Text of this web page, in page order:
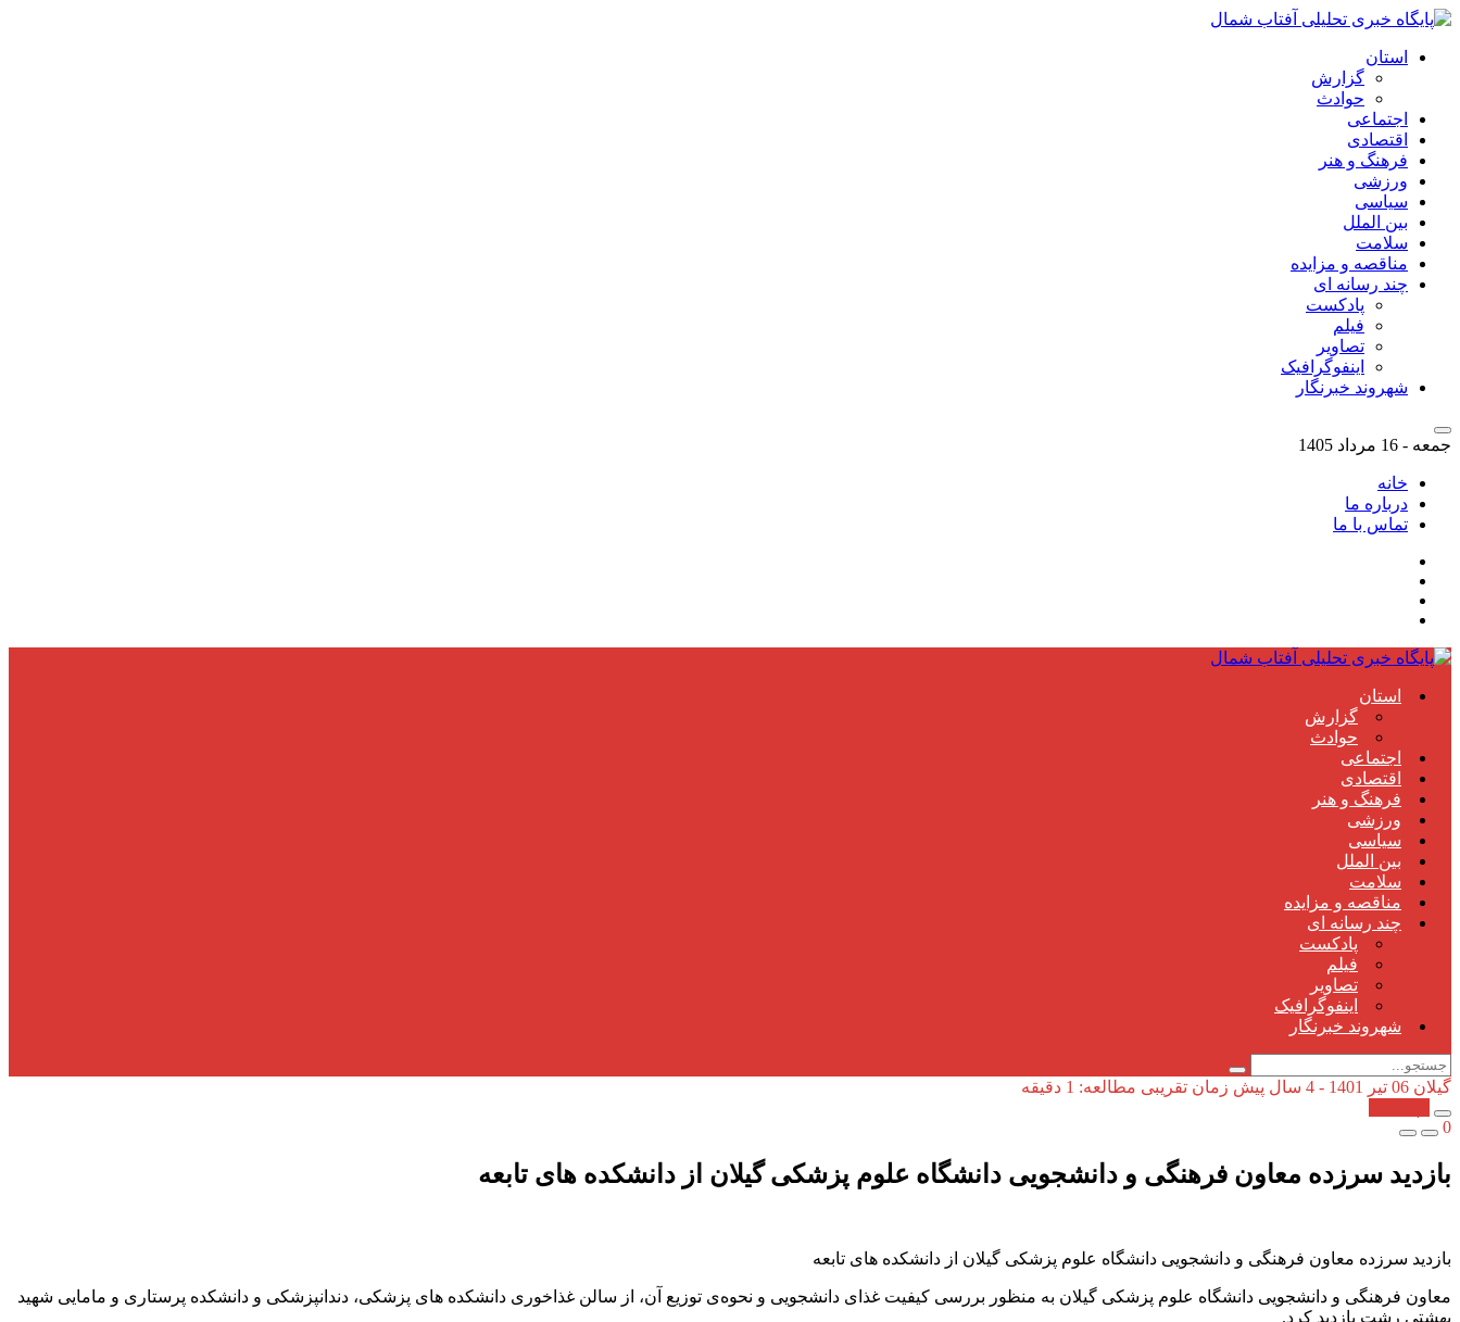
استان
گزارش
حوادث
اجتماعی
اقتصادی
فرهنگ و هنر
ورزشی
سیاسی
بین الملل
سلامت
مناقصه و مزایده
چند رسانه ای
پادکست
فیلم
تصاویر
اینفوگرافیک
شهروند خبرنگار
جمعه - 16 مرداد 1405
خانه
درباره ما
تماس با ما
استان
گزارش
حوادث
اجتماعی
اقتصادی
فرهنگ و هنر
ورزشی
سیاسی
بین الملل
سلامت
مناقصه و مزایده
چند رسانه ای
پادکست
فیلم
تصاویر
اینفوگرافیک
شهروند خبرنگار
گیلان 06 تیر 1401 - 4 سال پیش
زمان تقریبی مطالعه: 1 دقیقه
0
بازدید سرزده معاون فرهنگی و دانشجویی دانشگاه علوم پزشکی گیلان از دانشکده های تابعه
بازدید سرزده معاون فرهنگی و دانشجویی دانشگاه علوم پزشکی گیلان از دانشکده های تابعه
معاون فرهنگی و دانشجویی دانشگاه علوم پزشکی گیلان به منظور بررسی کیفیت غذای دانشجویی و نحوه‌ی توزیع آن، از سالن غذاخوری دانشکده های پزشکی، دندانپزشکی و دانشکده پرستاری و مامایی شهید
بهشتی رشت بازدید کرد.